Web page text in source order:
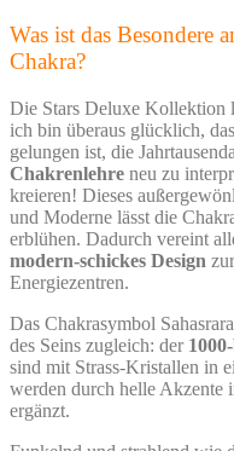
Was ist das Besondere
Chakra?
Die Stars Deluxe Kollektion
ich bin überaus glücklich,
gelungen ist, die
Chakrenlehre neu zu
kreieren! Dieses
und Moderne lässt die
erblühen. Dadurch vereint
modern-schickes Design
Energiezentren.
Das Chakrasymbol
des Seins zugleich: der
sind mit Strass-Kristallen in
werden durch helle Akzente
ergänzt.